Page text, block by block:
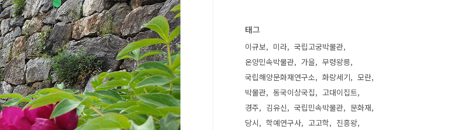
태그
이규보 미라
국립고궁박물관
온양민속박물관
가을
무령왕릉
국립해양문화재연구소
화랑세기
모란
박물관
동국이상국집
고대이집트
경주
김유신 국립민속박물관
문화재
당시
학예연구사 고고학
진흥왕